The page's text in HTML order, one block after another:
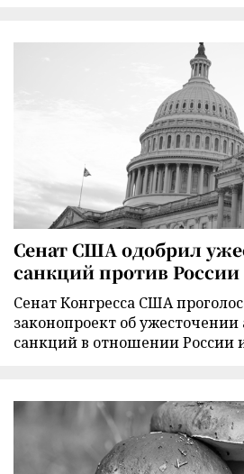
Сенат США одобрил
санкций против
Сенат Конгресса США
законопроект об
санкций в отношении России